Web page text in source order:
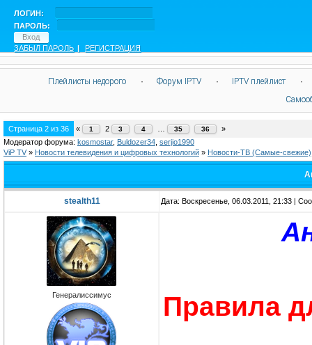
ЛОГИН:
ПАРОЛЬ:
ЗАБЫЛ ПАРОЛЬ | РЕГИСТРАЦИЯ
Плейлисты недорого · Форум IPTV · IPTV плейлист
·
Страница 2 из 36 « 1 2 3 4 35 36
»
Модератор форума: kosmostar, Buldozer34 serjio1990
ViP TV » Новости телевидения и цифровых технологий » Новости-ТВ (Самые-свежие)
stealth11 Дата: Воскресенье, 06.03.2011, 21:33 |
Генералиссимус Правила